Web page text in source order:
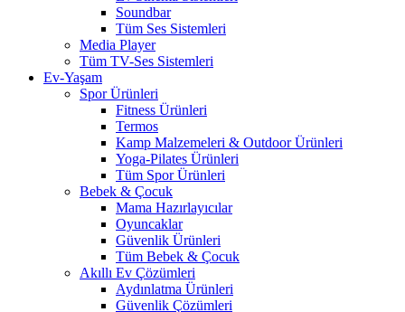
Soundbar
Tüm Ses Sistemleri
Media Player
Tüm TV-Ses Sistemleri
Ev-Yaşam
Spor Ürünleri
Fitness Ürünleri
Termos
Kamp Malzemeleri & Outdoor Ürünleri
Yoga-Pilates Ürünleri
Tüm Spor Ürünleri
Bebek & Çocuk
Mama Hazırlayıcılar
Oyuncaklar
Güvenlik Ürünleri
Tüm Bebek & Çocuk
Akıllı Ev Çözümleri
Aydınlatma Ürünleri
Güvenlik Çözümleri